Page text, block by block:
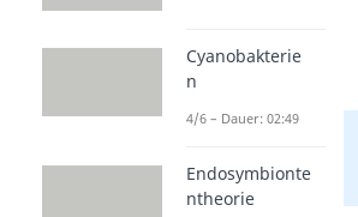
Cyanobakterie
n
4/6 – Dauer: 02:49
Endosymbionte
ntheorie